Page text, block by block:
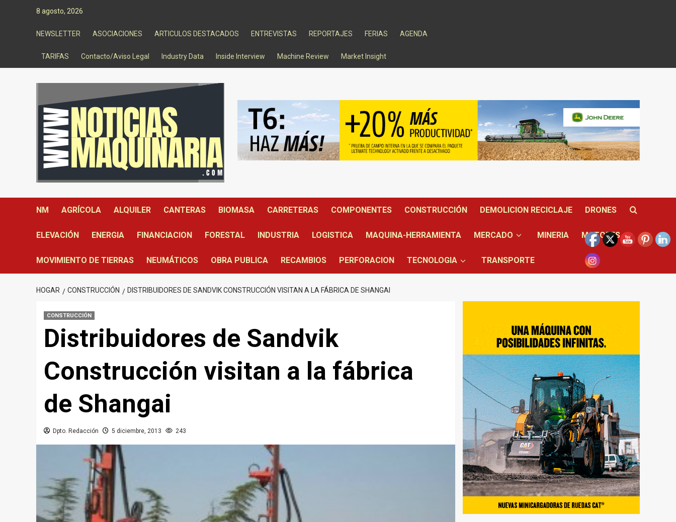
8 agosto, 2026
NEWSLETTER ASOCIACIONES ARTICULOS DESTACADOS ENTREVISTAS REPORTAJES FERIAS AGENDA
TARIFAS Contacto/Aviso Legal Industry Data Inside Interview Machine Review Market Insight
NM AGRÍCOLA ALQUILER CANTERAS BIOMASA CARRETERAS COMPONENTES CONSTRUCCIÓN DEMOLICION RECICLAJE DRONES
ELEVACIÓN ENERGIA FINANCIACION FORESTAL INDUSTRIA LOGISTICA MAQUINA-HERRAMIENTA MERCADO MINERIA MOTORES
MOVIMIENTO DE TIERRAS NEUMÁTICOS OBRA PUBLICA RECAMBIOS PERFORACION TECNOLOGIA TRANSPORTE
HOGAR CONSTRUCCIÓN DISTRIBUIDORES DE SANDVIK CONSTRUCCIÓN VISITAN A LA FÁBRICA DE SHANGAI
CONSTRUCCIÓN
Distribuidores de Sandvik
Construcción visitan a la fábrica
de Shangai
Dpto. Redacción 5 diciembre, 2013 243